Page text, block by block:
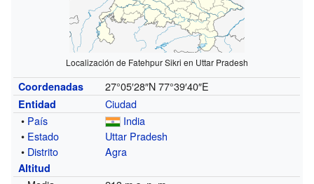
Localización de Fatehpur Sikri en Uttar Pradesh
Coordenadas 27°05′28″N 77°39′40″E
Entidad
Ciudad
• País
India
• Estado
Uttar Pradesh
• Distrito Agra
Altitud